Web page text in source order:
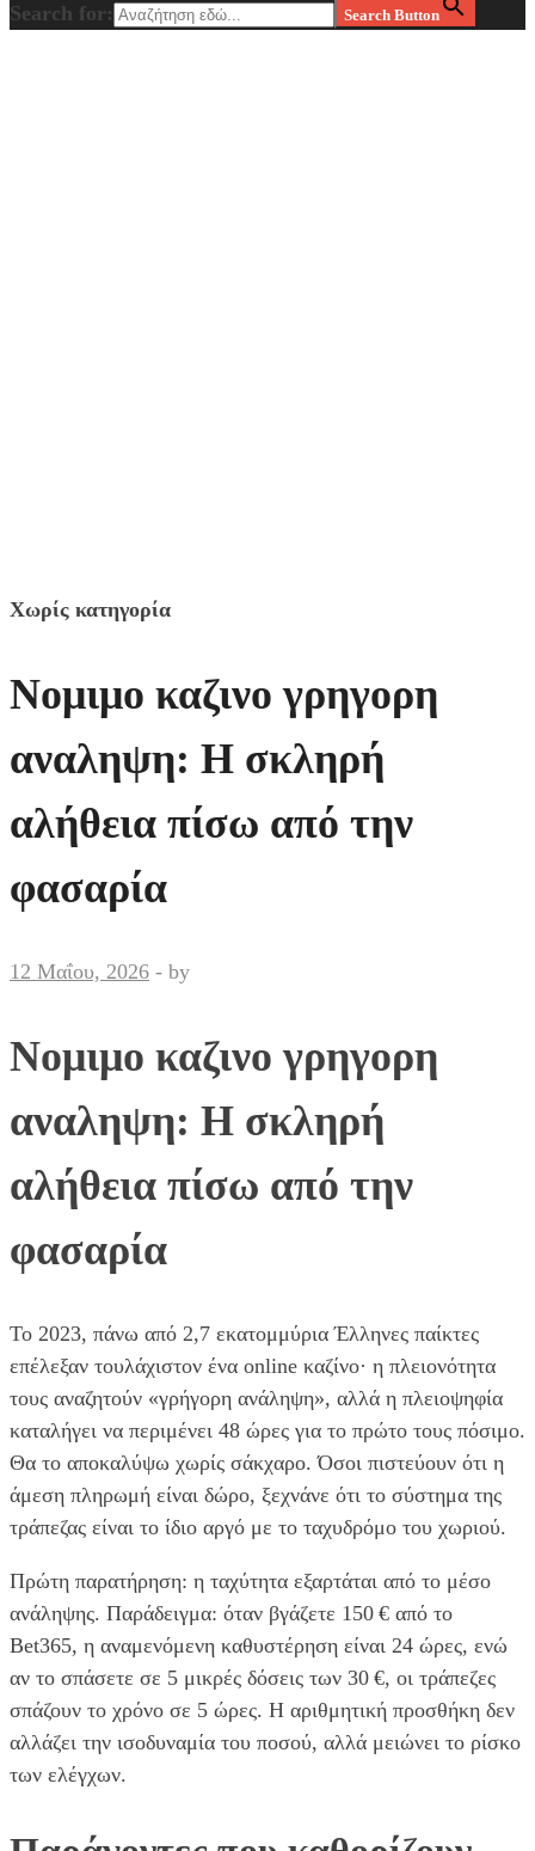
Search for: Search Button
Χωρίς κατηγορία
Νομιμο καζινο γρηγορη
αναληψη: Η σκληρή
αλήθεια πίσω από την
φασαρία
12 Μαΐου, 2026 - by
Νομιμο καζινο γρηγορη
αναληψη: Η σκληρή
αλήθεια πίσω από την
φασαρία
Το 2023, πάνω από 2,7 εκατομμύρια Έλληνες παίκτες
επέλεξαν τουλάχιστον ένα online καζίνο· η πλειονότητα
τους αναζητούν «γρήγορη ανάληψη», αλλά η πλειοψηφία
καταλήγει να περιμένει 48 ώρες για το πρώτο τους πόσιμο.
Θα το αποκαλύψω χωρίς σάκχαρο. Όσοι πιστεύουν ότι η
άμεση πληρωμή είναι δώρο, ξεχνάνε ότι το σύστημα της
τράπεζας είναι το ίδιο αργό με το ταχυδρόμο του χωριού.
Πρώτη παρατήρηση: η ταχύτητα εξαρτάται από το μέσο
ανάληψης. Παράδειγμα: όταν βγάζετε 150 € από το
Bet365, η αναμενόμενη καθυστέρηση είναι 24 ώρες, ενώ
αν το σπάσετε σε 5 μικρές δόσεις των 30 €, οι τράπεζες
σπάζουν το χρόνο σε 5 ώρες. Η αριθμητική προσθήκη δεν
αλλάζει την ισοδυναμία του ποσού, αλλά μειώνει το ρίσκο
των ελέγχων.